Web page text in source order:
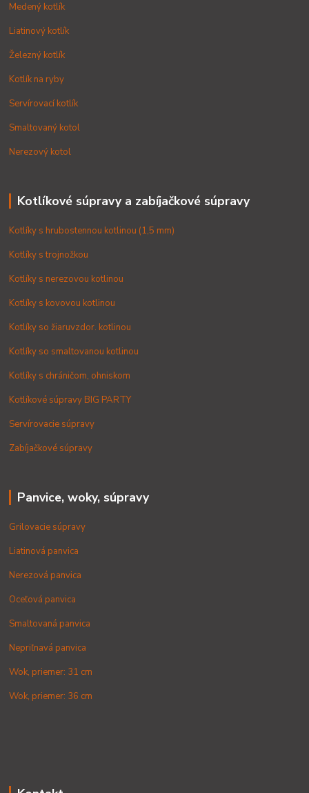
Medený kotlík
Liatinový kotlík
Železný kotlík
Kotlík na ryby
Servírovací kotlík
Smaltovaný kotol
Nerezový kotol
Kotlíkové súpravy a zabíjačkové súpravy
Kotlíky s hrubostennou kotlinou (1,5 mm)
Kotlíky s trojnožkou
Kotlíky s nerezovou kotlinou
Kotlíky s kovovou kotlinou
Kotlíky so žiaruvzdor. kotlinou
Kotlíky so smaltovanou kotlinou
Kotlíky s chráničom, ohniskom
Kotlíkové súpravy BIG PARTY
Servírovacie súpravy
Zabíjačkové súpravy
Panvice, woky, súpravy
Grilovacie súpravy
Liatinová panvica
Nerezová panvica
Oceľová panvica
Smaltovaná panvica
Nepriľnavá panvica
Wok, priemer: 31 cm
Wok, priemer: 36 cm